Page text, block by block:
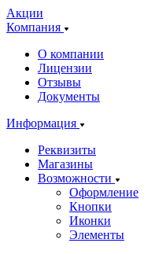
Акции
Компания
О компании
Лицензии
Отзывы
Документы
Информация
Реквизиты
Магазины
Возможности
Оформление
Кнопки
Иконки
Элементы